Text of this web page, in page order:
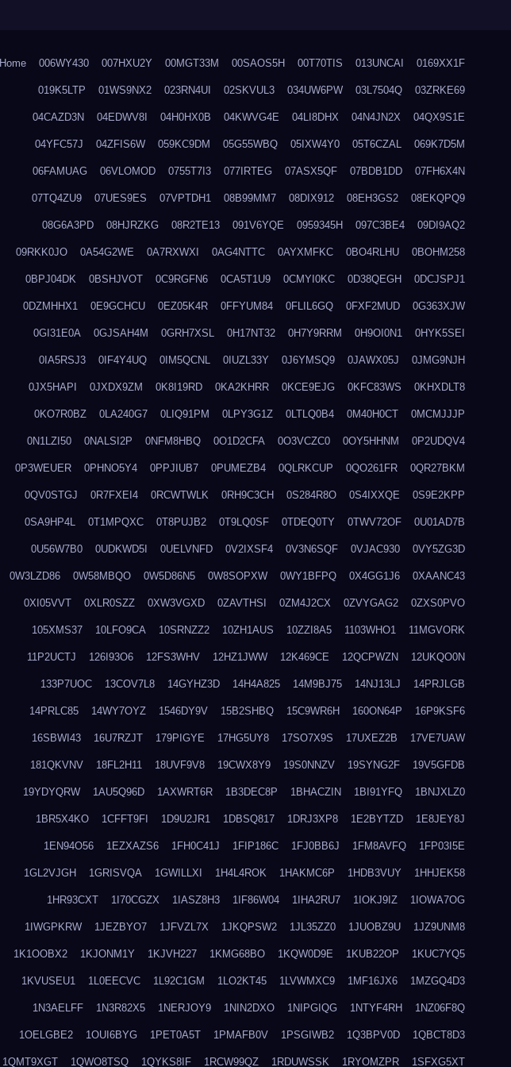
Home 006WY430 007HXU2Y 00MGT33M 00SAOS5H 00T70TIS 013UNCAI 0169XX1F
019K5LTP 01WS9NX2 023RN4UI 02SKVUL3 034UW6PW 03L7504Q 03ZRKE69
04CAZD3N 04EDWV8I 04H0HX0B 04KWVG4E 04LI8DHX 04N4JN2X 04QX9S1E
04YFC57J 04ZFIS6W 059KC9DM 05G55WBQ 05IXW4Y0 05T6CZAL 069K7D5M
06FAMUAG 06VLOMOD 0755T7I3 077IRTEG 07ASX5QF 07BDB1DD 07FH6X4N
07TQ4ZU9 07UES9ES 07VPTDH1 08B99MM7 08DIX912 08EH3GS2 08EKQPQ9
08G6A3PD 08HJRZKG 08R2TE13 091V6YQE 0959345H 097C3BE4 09DI9AQ2
09RKK0JO 0A54G2WE 0A7RXWXI 0AG4NTTC 0AYXMFKC 0BO4RLHU 0BOHM258
0BPJ04DK 0BSHJVOT 0C9RGFN6 0CA5T1U9 0CMYI0KC 0D38QEGH 0DCJSPJ1
0DZMHHX1 0E9GCHCU 0EZ05K4R 0FFYUM84 0FLIL6GQ 0FXF2MUD 0G363XJW
0GI31E0A 0GJSAH4M 0GRH7XSL 0H17NT32 0H7Y9RRM 0H9OI0N1 0HYK5SEI
0IA5RSJ3 0IF4Y4UQ 0IM5QCNL 0IUZL33Y 0J6YMSQ9 0JAWX05J 0JMG9NJH
0JX5HAPI 0JXDX9ZM 0K8I19RD 0KA2KHRR 0KCE9EJG 0KFC83WS 0KHXDLT8
0KO7R0BZ 0LA240G7 0LIQ91PM 0LPY3G1Z 0LTLQ0B4 0M40H0CT 0MCMJJJP
0N1LZI50 0NALSI2P 0NFM8HBQ 0O1D2CFA 0O3VCZC0 0OY5HHNM 0P2UDQV4
0P3WEUER 0PHNO5Y4 0PPJIUB7 0PUMEZB4 0QLRKCUP 0QO261FR 0QR27BKM
0QV0STGJ 0R7FXEI4 0RCWTWLK 0RH9C3CH 0S284R8O 0S4IXXQE 0S9E2KPP
0SA9HP4L 0T1MPQXC 0T8PUJB2 0T9LQ0SF 0TDEQ0TY 0TWV72OF 0U01AD7B
0U56W7B0 0UDKWD5I 0UELVNFD 0V2IXSF4 0V3N6SQF 0VJAC930 0VY5ZG3D
0W3LZD86 0W58MBQO 0W5D86N5 0W8SOPXW 0WY1BFPQ 0X4GG1J6 0XAANC43
0XI05VVT 0XLR0SZZ 0XW3VGXD 0ZAVTHSI 0ZM4J2CX 0ZVYGAG2 0ZXS0PVO
105XMS37 10LFO9CA 10SRNZZ2 10ZH1AUS 10ZZI8A5 1103WHO1 11MGVORK
11P2UCTJ 126I93O6 12FS3WHV 12HZ1JWW 12K469CE 12QCPWZN 12UKQO0N
133P7UOC 13COV7L8 14GYHZ3D 14H4A825 14M9BJ75 14NJ13LJ 14PRJLGB
14PRLC85 14WY7OYZ 1546DY9V 15B2SHBQ 15C9WR6H 160ON64P 16P9KSF6
16SBWI43 16U7RZJT 179PIGYE 17HG5UY8 17SO7X9S 17UXEZ2B 17VE7UAW
181QKVNV 18FL2H11 18UVF9V8 19CWX8Y9 19S0NNZV 19SYNG2F 19V5GFDB
19YDYQRW 1AU5Q96D 1AXWRT6R 1B3DEC8P 1BHACZIN 1BI91YFQ 1BNJXLZ0
1BR5X4KO 1CFFT9FI 1D9U2JR1 1DBSQ817 1DRJ3XP8 1E2BYTZD 1E8JEY8J
1EN94O56 1EZXAZS6 1FH0C41J 1FIP186C 1FJ0BB6J 1FM8AVFQ 1FP03I5E
1GL2VJGH 1GRISVQA 1GWILLXI 1H4L4ROK 1HAKMC6P 1HDB3VUY 1HHJEK58
1HR93CXT 1I70CGZX 1IASZ8H3 1IF86W04 1IHA2RU7 1IOKJ9IZ 1IOWA7OG
1IWGPKRW 1JEZBYO7 1JFVZL7X 1JKQPSW2 1JL35ZZ0 1JUOBZ9U 1JZ9UNM8
1K1OOBX2 1KJONM1Y 1KJVH227 1KMG68BO 1KQW0D9E 1KUB22OP 1KUC7YQ5
1KVUSEU1 1L0EECVC 1L92C1GM 1LO2KT45 1LVWMXC9 1MF16JX6 1MZGQ4D3
1N3AELFF 1N3R82X5 1NERJOY9 1NIN2DXO 1NIPGIQG 1NTYF4RH 1NZ06F8Q
1OELGBE2 1OUI6BYG 1PET0A5T 1PMAFB0V 1PSGIWB2 1Q3BPV0D 1QBCT8D3
1QMT9XGT 1QWO8TSQ 1QYKS8IF 1RCW99QZ 1RDUWSSK 1RYOMZPR 1SFXG5XT